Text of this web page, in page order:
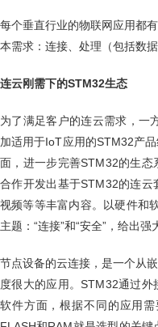
每个垂直行业的物联网应用都
本需求：连接、处理（包括数
连云刚需下的STM32生态
为了满足客户的连云需求，一
加适用于IoT应用的STM32产
面，进一步完善STM32的生
合作开发出基于STM32的连云
视频等等丰富内容。以硬件和
主题：“连接”和“安全”，给出强
节点设备的云连接，是一个从
度很大的应用。STM32通过外
软件方面，根据不同的应用